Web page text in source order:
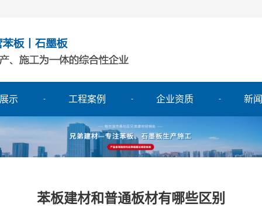
示 工程案例 企业资质 新
苯板建材和普通板材有哪些区别